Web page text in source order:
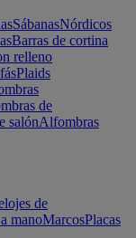
SábanasNórdicos
Barras de cortina
relleno
Plaids
de
salónAlfombras
de
manoMarcosPlacas